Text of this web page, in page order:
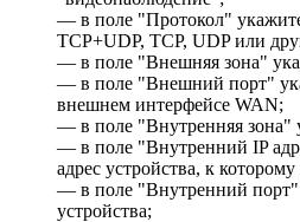
— в поле "Протокол"
TCP+UDP, TCP, UDP или
— в поле "Внешняя зона"
— в поле "Внешний порт"
внешнем интерфейсе WAN;
— в поле "Внутренняя зона"
— в поле "Внутренний IP
адрес устройства, к
— в поле "Внутренний порт"
устройства;